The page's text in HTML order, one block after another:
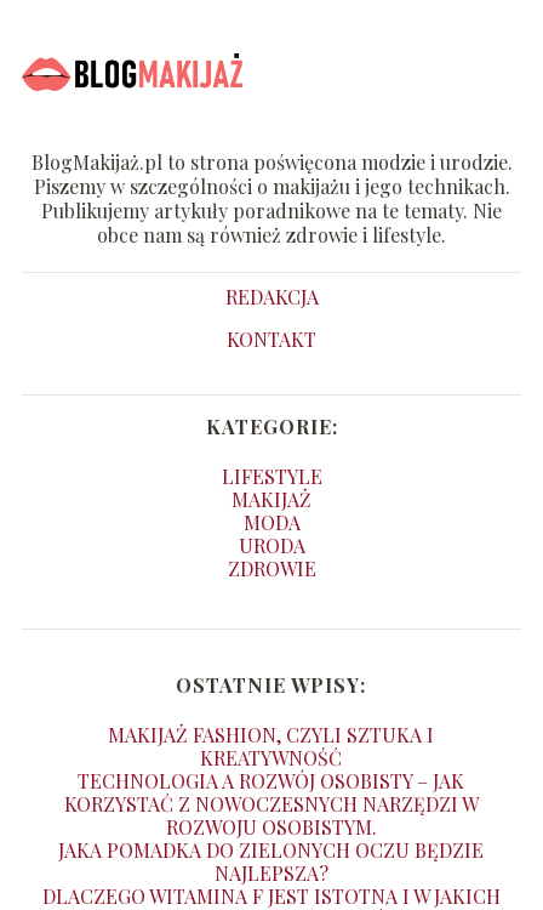
BlogMakijaż.pl to strona poświęcona modzie i urodzie.
Piszemy w szczególności o makijażu i jego technikach.
Publikujemy artykuły poradnikowe na te tematy. Nie
obce nam są również zdrowie i lifestyle.
REDAKCJA
KONTAKT
KATEGORIE:
LIFESTYLE
MAKIJAŻ
MODA
URODA
ZDROWIE
OSTATNIE WPISY:
MAKIJAŻ FASHION, CZYLI SZTUKA I
KREATYWNOŚĆ
TECHNOLOGIA A ROZWÓJ OSOBISTY – JAK
KORZYSTAĆ Z NOWOCZESNYCH NARZĘDZI W
ROZWOJU OSOBISTYM.
JAKA POMADKA DO ZIELONYCH OCZU BĘDZIE
NAJLEPSZA?
DLACZEGO WITAMINA F JEST ISTOTNA I W JAKICH